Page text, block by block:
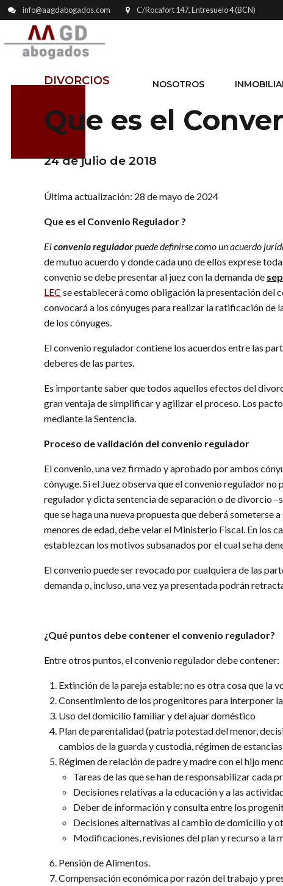
info@aagdabogados.com C/Rocafort 147, Entresuelo 4 (BCN)
NOSOTROS
DIVORCIOS
Que es el
24 de julio de 2018
Última actualización: 28 de mayo de 2024
Que es el Convenio Regulador ?
Elconvenio reguladorpuede definirse como un acuerdo
de mutuo acuerdo y donde cada uno de ellos exprese
convenio se debe presentar al juez con la demanda de
LEC se establecerá como obligación la presentación del
convocará a los cónyuges para realizar la ratificación de
de los cónyuges.
El convenio regulador contiene los acuerdos entre las
deberes de las partes.
Es importante saber que todos aquellos efectos del
gran ventaja de simplificar y agilizar el proceso. Los
mediante la Sentencia.
Proceso de validación del convenio regulador
El convenio, una vez firmado y aprobado por ambos
cónyuge. Si el Juez observa que el convenio regulador no
regulador y dicta sentencia de separación o de divorcio
que se haga una nueva propuesta que deberá someterse
menores de edad, debe velar el Ministerio Fiscal. En los
establezcan los motivos subsanados por el cual se ha
El convenio puede ser revocado por cualquiera de las
demanda o, incluso, una vez ya presentada podrán
¿Qué puntos debe contener el convenio regulador?
Entre otros puntos, el convenio regulador debe contener:
Extinción de la pareja estable: no es otra cosa que la
Consentimiento de los progenitores para interponer
Uso del domicilio familiar y del ajuar doméstico
Plan de parentalidad (patria potestad del menor,
cambios de la guarda y custodia, régimen de
Régimen de relación de padre y madre con el hijo
Tareas de las que se han de responsabilizar cada
Decisiones relativas a la educación y a las
Deber de información y consulta entre los
Decisiones alternativas al cambio de domicilio y
Modificaciones, revisiones del plan y recurso a la
Pensión de Alimentos.
Compensación económica por razón del trabajo y